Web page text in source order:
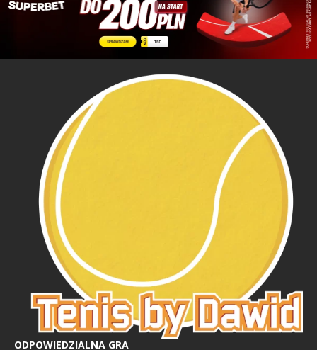
ODPOWIEDZIALNA GRA